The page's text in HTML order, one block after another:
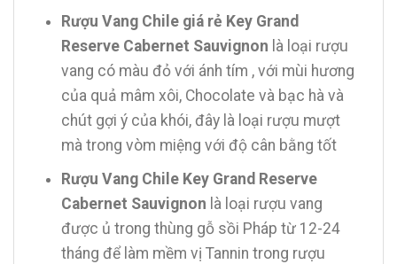
Rượu Vang Chile giá rẻ Key Grand
Reserve Cabernet Sauvignon là loại rượu
vang có màu đỏ với ánh tím , với mùi hương
của quả mâm xôi, Chocolate và bạc hà và
chút gợi ý của khói, đây là loại rượu mượt
mà trong vòm miệng với độ cân bằng tốt
Rượu Vang Chile Key Grand Reserve
Cabernet Sauvignon là loại rượu vang
được ủ trong thùng gỗ sồi Pháp từ 12-24
tháng để làm mềm vị Tannin trong rượu